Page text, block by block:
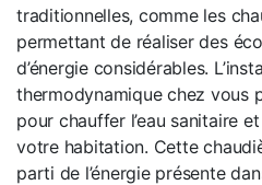
traditionnelles, comme les
permettant de réaliser des
d’énergie considérables.
thermodynamique chez vous
pour chauffer l’eau sanitaire
votre habitation. Cette
parti de l’énergie présente